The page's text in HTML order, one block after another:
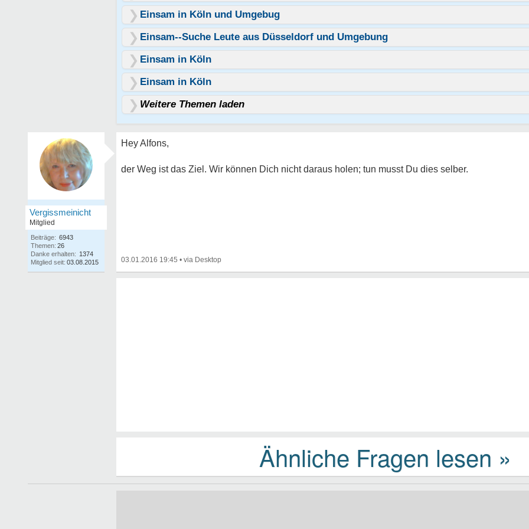
Einsam in Köln und Umgebug
Einsam--Suche Leute aus Düsseldorf und Umgebung
Einsam in Köln
Einsam in Köln
Weitere Themen laden
Vergissmeinicht
Mitglied
Beiträge: 6943
Themen: 26
Danke erhalten: 1374
Mitglied seit: 03.08.2015
Hey Alfons,
der Weg ist das Ziel. Wir können Dich nicht daraus holen; tun musst Du dies selber.
03.01.2016 19:45 •